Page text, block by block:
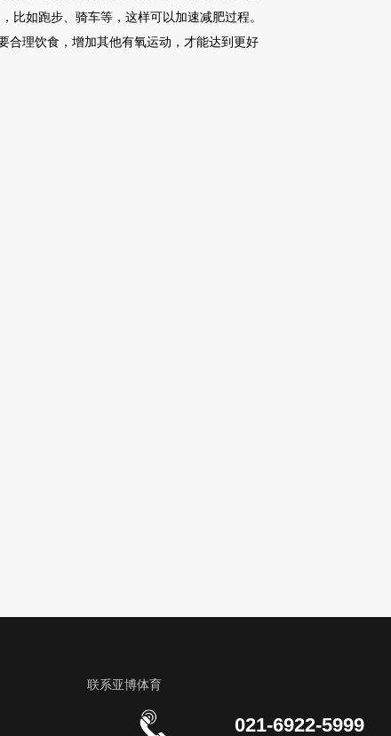
比如跑步、骑车等，这样可以加速减肥过程。
合理饮食，增加其他有氧运动，才能达到更好
联系亚博体育
021-6922-5999